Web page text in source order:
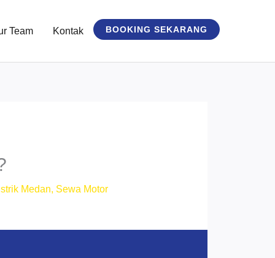
Team Kontak BOOKING SEKARANG
Medan, Sewa Motor